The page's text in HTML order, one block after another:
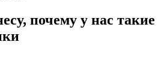
почему у нас такие